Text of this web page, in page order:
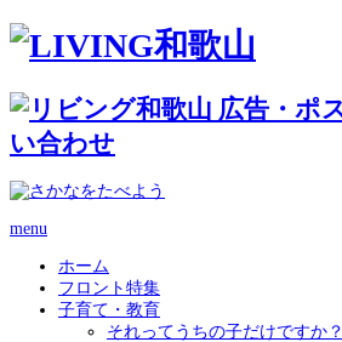
menu
ホーム
フロント特集
子育て・教育
それってうちの子だけですか？